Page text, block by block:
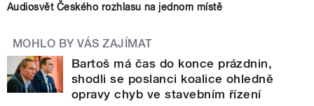
Audiosvět Českého rozhlasu na jednom místě
MOHLO BY VÁS ZAJÍMAT
Bartoš má čas do konce prázdnin,
shodli se poslanci koalice ohledně
opravy chyb ve stavebním řízení